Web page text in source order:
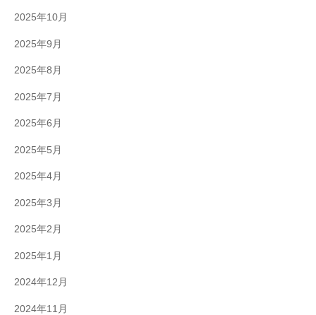
2025年10月
2025年9月
2025年8月
2025年7月
2025年6月
2025年5月
2025年4月
2025年3月
2025年2月
2025年1月
2024年12月
2024年11月